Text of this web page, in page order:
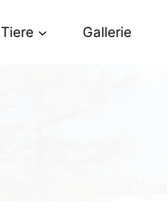
Tiere Gallerie